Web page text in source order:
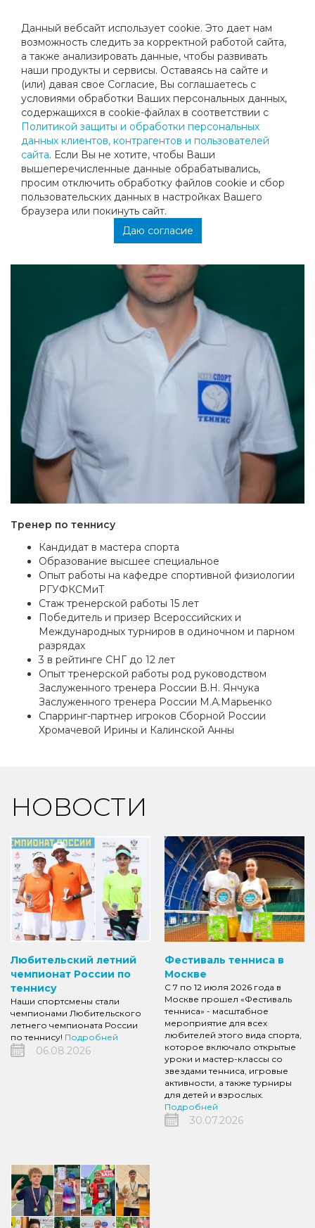
Данный вебсайт использует cookie. Это дает нам
возможность следить за корректной работой сайта,
а также анализировать данные, чтобы развивать
наши продукты и сервисы. Оставаясь на сайте и
(или) давая свое Согласие, Вы соглашаетесь с
условиями обработки Ваших персональных данных,
содержащихся в cookie-файлах в соответствии с
Политикой защиты и обработки персональных
данных клиентов, контрагентов и пользователей
сайта. Если Вы не хотите, чтобы Ваши
вышеперечисленные данные обрабатывались,
просим отключить обработку файлов cookie и сбор
пользовательских данных в настройках Вашего
браузера или покинуть сайт.
Даю согласие
БАРАНОВ ТИМОФЕЙ ОЛЕГОВИЧ
Тренер по теннису
Кандидат в мастера спорта
Образование высшее специальное
Опыт работы на кафедре спортивной физиологии
РГУФКСМиТ
Стаж тренерской работы 15 лет
Победитель и призер Всероссийских и
Международных турниров в одиночном и парном
разрядах
3 в рейтинге СНГ до 12 лет
Опыт тренерской работы род руководством
Заслуженного тренера России В.Н. Янчука
Заслуженного тренера России М.А.Марьенко
Спарринг-партнер игроков Сборной России
Хромачевой Ирины и Калинской Анны
НОВОСТИ
Любительский летний
чемпионат России по
теннису
Наши спортсмены стали
чемпионами Любительского
летнего чемпионата России
по теннису! Подробней
06.08.2026
Фестиваль тенниса в
Москве
С 7 по 12 июля 2026 года в
Москве прошел «Фестиваль
тенниса» - масштабное
мероприятие для всех
любителей этого вида спорта,
которое включало открытые
уроки и мастер-классы со
звездами тенниса, игровые
активности, а также турниры
для детей и взрослых.
Подробней
30.07.2026